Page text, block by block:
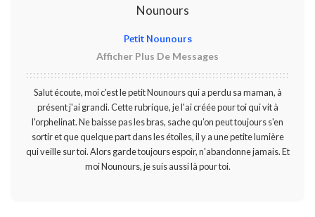
Petit Nounours
Afficher Plus De Messages
Salut écoute, moi c'est le petit Nounours qui a perdu sa maman, à
présent j'ai grandi. Cette rubrique, je l'ai créée pour toi qui vit à
l'orphelinat. Ne baisse pas les bras, sache qu’on peut toujours s'en
sortir et que quelque part dans les étoiles, il y a une petite lumière
qui veille sur toi. Alors garde toujours espoir, n'abandonne jamais. Et
moi Nounours, je suis aussi là pour toi.